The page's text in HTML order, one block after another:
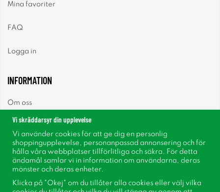
Mina favoriter
FAQ
Logga in
INFORMATION
Om oss
Nyhetsbrev
Om cookies
Vi skräddarsyr din upplevelse
Vi använder cookies för att ge dig en personlig
shoppingupplevelse, personanpassad annonsering och för
hålla våra webbplatser tillförlitliga och säkra. För detta
ändamål samlar vi in information om användarna, deras
mönster och deras enheter.
Klicka på "Okej" om du tillåter alla cookies eller välj vilka